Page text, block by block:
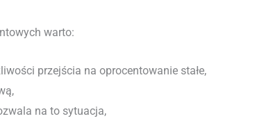
warto:
przejścia na oprocentowanie stałe,
na to sytuacja,